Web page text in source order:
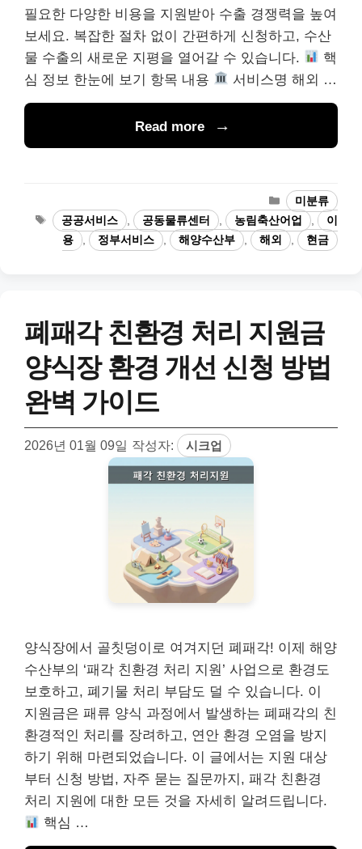
필요한 다양한 비용을 지원받아 수출 경쟁력을 높여
보세요. 복잡한 절차 없이 간편하게 신청하고, 수산
물 수출의 새로운 지평을 열어갈 수 있습니다.
핵
심 정보 한눈에 보기 항목 내용
서비스명 해외 …
Read more
카
테
고
리
미분류
태
그
공공서비스 공동물류센터 농림축산어업
이
용
정부서비스 해양수산부 해외 현금
폐패각 친환경 처리 지원금
양식장 환경 개선 신청 방법
완벽 가이드
2026년 01월 09일 작성자: 시크업
양식장에서 골칫덩이로 여겨지던 폐패각! 이제 해양
수산부의 ‘패각 친환경 처리 지원’ 사업으로 환경도
보호하고, 폐기물 처리 부담도 덜 수 있습니다. 이
지원금은 패류 양식 과정에서 발생하는 폐패각의 친
환경적인 처리를 장려하고, 연안 환경 오염을 방지
하기 위해 마련되었습니다. 이 글에서는 지원 대상
부터 신청 방법, 자주 묻는 질문까지, 패각 친환경
처리 지원에 대한 모든 것을 자세히 알려드립니다.
핵심 …